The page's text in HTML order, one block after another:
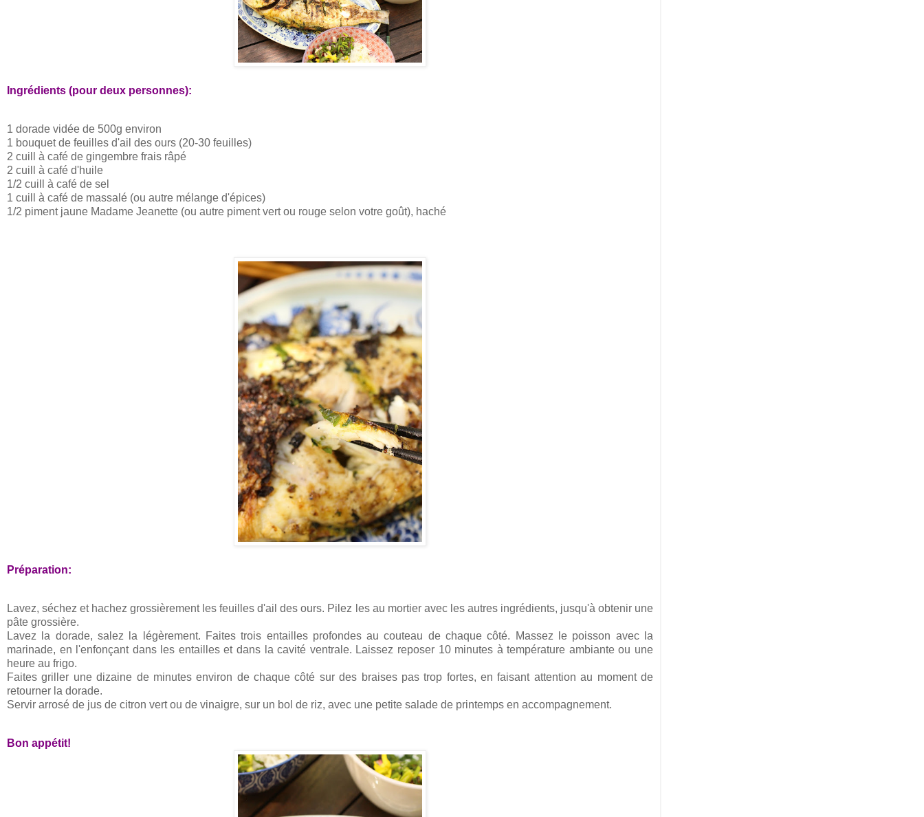
Ingrédients (pour deux personnes):
1 dorade vidée de 500g environ
1 bouquet de feuilles d'ail des ours (20-30 feuilles)
2 cuill à café de gingembre frais râpé
2 cuill à café d'huile
1/2 cuill à café de sel
1 cuill à café de massalé (ou autre mélange d'épices)
1/2 piment jaune Madame Jeanette (ou autre piment vert ou rouge selon votre goût), haché
Préparation:
Lavez, séchez et hachez grossièrement les feuilles d'ail des ours. Pilez les au mortier avec les autres ingrédients, jusqu'à obtenir une
pâte grossière.
Lavez la dorade, salez la légèrement. Faites trois entailles profondes au couteau de chaque côté. Massez le poisson avec la
marinade, en l'enfonçant dans les entailles et dans la cavité ventrale. Laissez reposer 10 minutes à température ambiante ou une
heure au frigo.
Faites griller une dizaine de minutes environ de chaque côté sur des braises pas trop fortes, en faisant attention au moment de
retourner la dorade.
Servir arrosé de jus de citron vert ou de vinaigre, sur un bol de riz, avec une petite salade de printemps en accompagnement.
Bon appétit!